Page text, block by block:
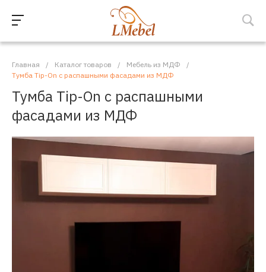
Главная / Каталог товаров / Мебель из МДФ
/
Тумба Tip-On с распашными фасадами из МДФ
Тумба Tip-On с распашными
фасадами из МДФ